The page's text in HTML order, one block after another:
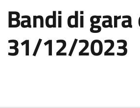
Bandi di
31/12/2023